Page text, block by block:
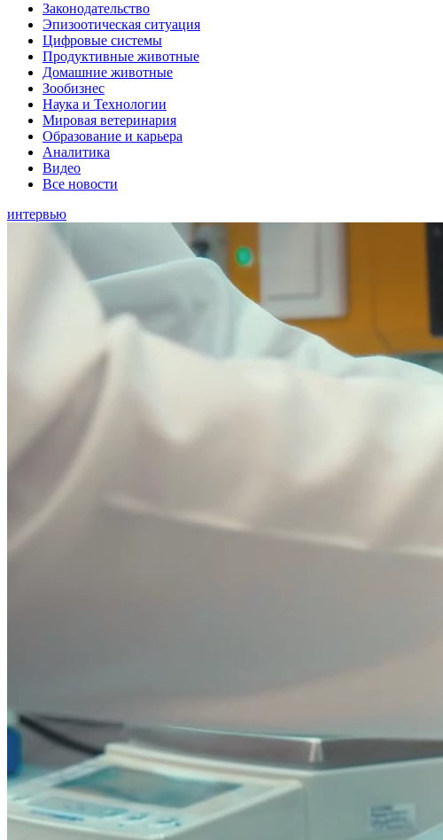
Законодательство
Эпизоотическая ситуация
Цифровые системы
Продуктивные животные
Домашние животные
Зообизнес
Наука и Технологии
Мировая ветеринария
Образование и карьера
Аналитика
Видео
Все новости
интервью